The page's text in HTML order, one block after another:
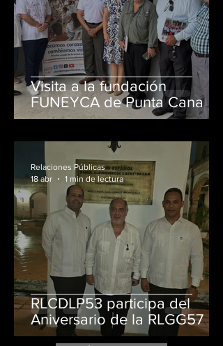
Visita a la fundación
FUNEYCA de Punta Cana
RLCDLP53 participa del
Aniversario de la RLGG57
Relaciones Públicas
18 abr
1 min de lectura